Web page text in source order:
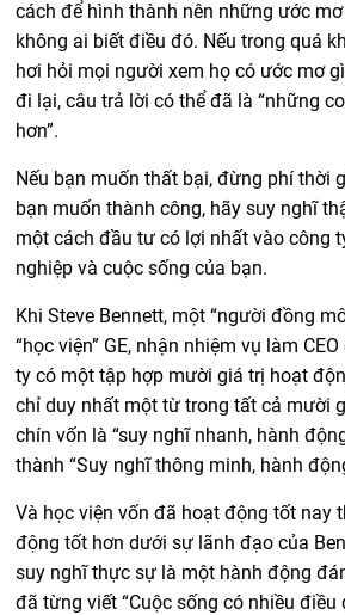
cách để hình thành nên những ước
không ai biết điều đó. Nếu trong quá
hơi hỏi mọi người xem họ có ước mơ
đi lại, câu trả lời có thể đã là “những
hơn”.
Nếu bạn muốn thất bại, đừng phí thời
bạn muốn thành công, hãy suy nghĩ
một cách đầu tư có lợi nhất vào công
nghiệp và cuộc sống của bạn.
Khi Steve Bennett, một “người đồng
“học viện” GE, nhận nhiệm vụ làm
ty có một tập hợp mười giá trị hoạt
chỉ duy nhất một từ trong tất cả mười
chín vốn là “suy nghĩ nhanh, hành
thành “Suy nghĩ thông minh, hành
Và học viện vốn đã hoạt động tốt nay
động tốt hơn dưới sự lãnh đạo của
suy nghĩ thực sự là một hành động
đã từng viết “Cuộc sống có nhiều